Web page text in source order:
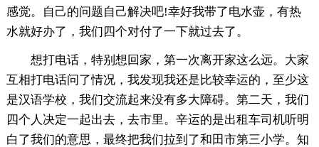
感觉。自己的问题自己解决吧!幸好我带了电水壶，有热
水就好办了，我们四个对付了一下就过去了。
想打电话，特别想回家，第一次离开家这么远。大家
互相打电话问了情况，我发现我还是比较幸运的，至少这
是汉语学校，我们交流起来没有多大障碍。第二天，我们
四个人决定一起出去，去市里。辛运的是出租车司机听明
白了我们的意思，最终把我们拉到了和田市第三小学。知